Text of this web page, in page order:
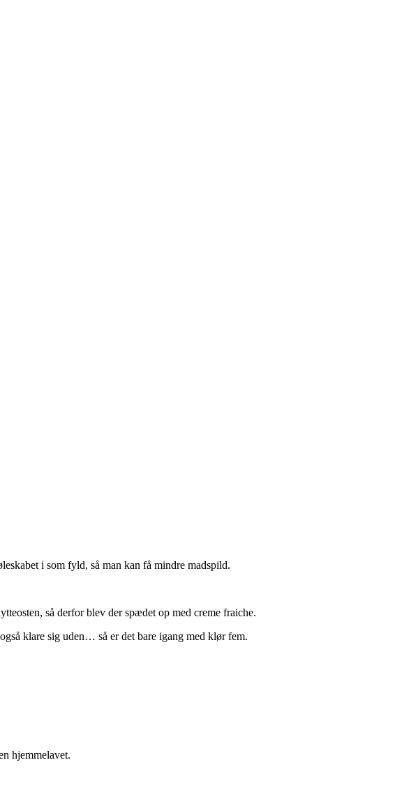
i som fyld, så man kan få mindre madspild.
så derfor blev der spædet op med creme fraiche.
klare sig uden… så er det bare igang med klør fem.
hjemmelavet.